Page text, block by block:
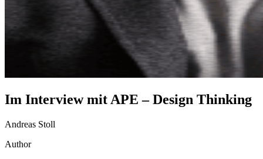
Im Interview mit APE – Design Thinking
Andreas Stoll
Author